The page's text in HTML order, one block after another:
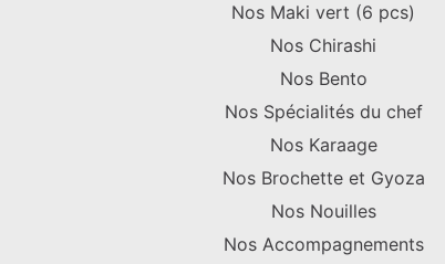
Nos Maki vert (6 pcs)
Nos Chirashi
Nos Bento
Nos Spécialités du chef
Nos Karaage
Nos Brochette et Gyoza
Nos Nouilles
Nos Accompagnements